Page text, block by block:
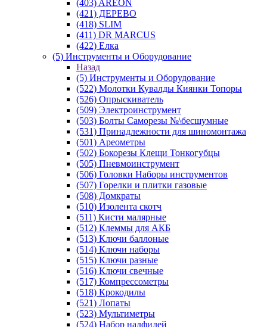
(403) AREON
(421) ДЕРЕВО
(418) SLIM
(411) DR MARCUS
(422) Елка
(5) Инструменты и Оборудование
Назад
(5) Инструменты и Оборудование
(522) Молотки Кувалды Киянки Топоры
(526) Опрыскиватель
(509) Электроинструмент
(503) Болты Саморезы №\бесшумные
(531) Принадлежности для шиномонтажа
(501) Ареометры
(502) Бокорезы Клещи Тонкогубцы
(505) Пневмоинструмент
(506) Головки Наборы инструментов
(507) Горелки и плитки газовые
(508) Домкраты
(510) Изолента скотч
(511) Кисти малярные
(512) Клеммы для АКБ
(513) Ключи баллоные
(514) Ключи наборы
(515) Ключи разные
(516) Ключи свечные
(517) Компрессометры
(518) Крокодилы
(521) Лопаты
(523) Мультиметры
(524) Набор надфилей